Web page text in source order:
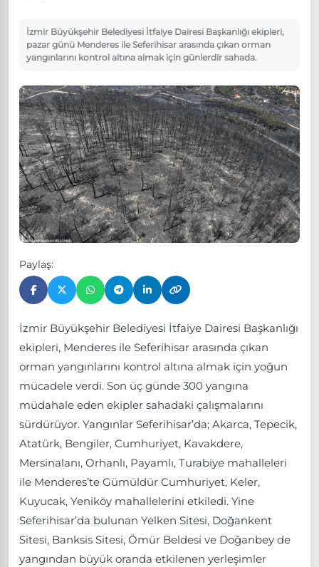
İzmir Büyükşehir Belediyesi İtfaiye Dairesi Başkanlığı ekipleri,
pazar günü Menderes ile Seferihisar arasında çıkan orman
yangınlarını kontrol altına almak için günlerdir sahada.
Paylaş:
İzmir Büyükşehir Belediyesi İtfaiye Dairesi Başkanlığı
ekipleri, Menderes ile Seferihisar arasında çıkan
orman yangınlarını kontrol altına almak için yoğun
mücadele verdi. Son üç günde 300 yangına
müdahale eden ekipler sahadaki çalışmalarını
sürdürüyor. Yangınlar Seferihisar’da; Akarca, Tepecik,
Atatürk, Bengiler, Cumhuriyet, Kavakdere,
Mersinalanı, Orhanlı, Payamlı, Turabiye mahalleleri
ile Menderes’te Gümüldür Cumhuriyet, Keler,
Kuyucak, Yeniköy mahallelerini etkiledi. Yine
Seferihisar’da bulunan Yelken Sitesi, Doğankent
Sitesi, Banksis Sitesi, Ömür Beldesi ve Doğanbey de
yangından büyük oranda etkilenen yerleşimler